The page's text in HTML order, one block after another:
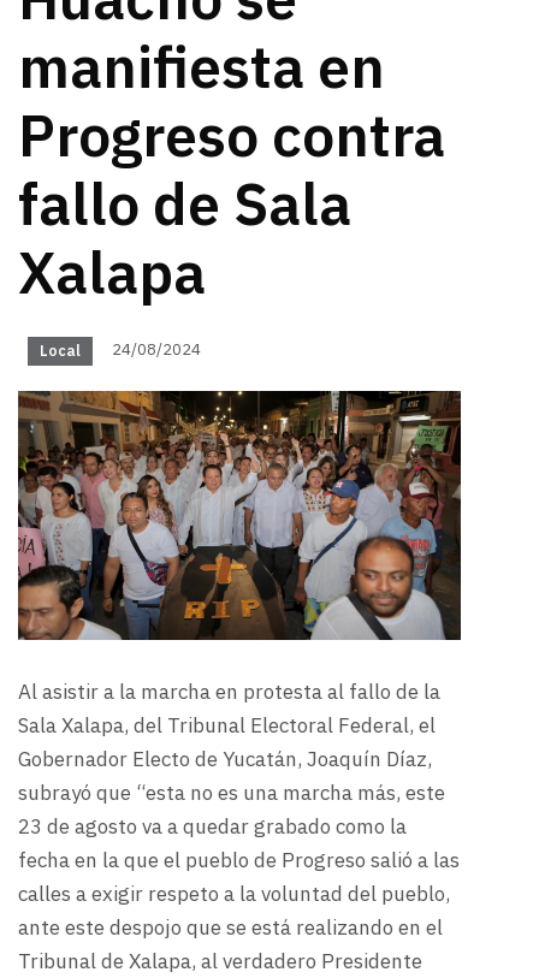
manifiesta en
Progreso contra
fallo de Sala
Xalapa
Local 24/08/2024
Al asistir a la marcha en protesta al fallo de la
Sala Xalapa, del Tribunal Electoral Federal, el
Gobernador Electo de Yucatán, Joaquín Díaz,
subrayó que “esta no es una marcha más, este
23 de agosto va a quedar grabado como la
fecha en la que el pueblo de Progreso salió a las
calles a exigir respeto a la voluntad del pueblo,
ante este despojo que se está realizando en el
Tribunal de Xalapa, al verdadero Presidente